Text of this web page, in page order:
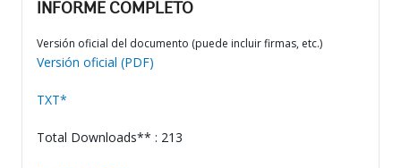
INFORME COMPLETO
Versión oficial del documento (puede incluir firmas, etc.)
Versión oficial (PDF)
TXT*
Total Downloads** : 213